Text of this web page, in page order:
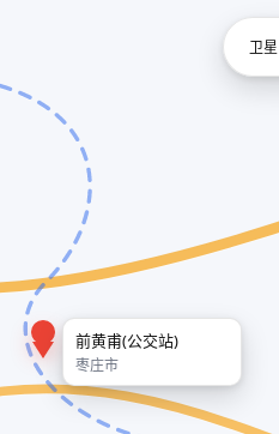
前黄甫(公交站)
枣庄市
卫星